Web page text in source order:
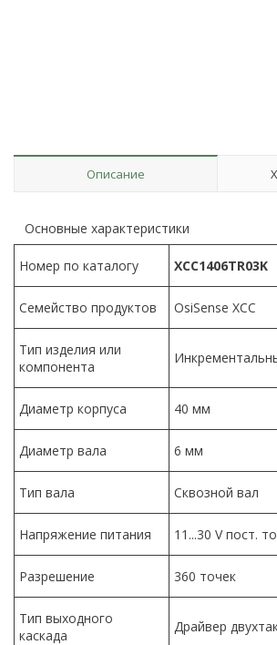
Описание
Основные характеристики
Номер по каталогу XCC1406TR03K
Семейство продуктов OsiSense XCC
Тип изделия или
компонента
Диаметр корпуса 40 мм
Диаметр вала 6 мм
Тип вала Сквозной вал
Напряжение питания 11...30 V пост.
Разрешение 360 точек
Тип выходного
каскада
Драйвер